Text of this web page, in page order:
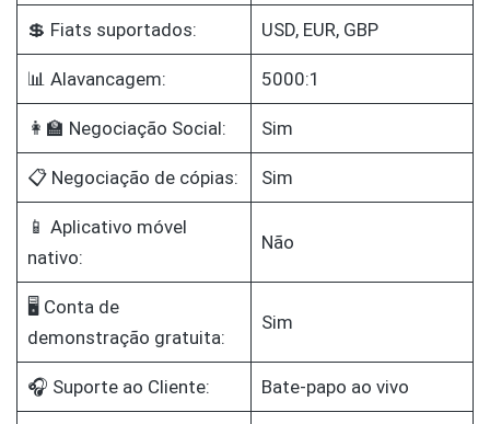
💲 Fiats suportados: USD, EUR, GBP
📊 Alavancagem: 5000:1
👩‍🏫 Negociação Social: Sim
📋 Negociação de cópias: Sim
📱 Aplicativo móvel
nativo:
Não
🖥️ Conta de
demonstração gratuita:
Sim
🎧 Suporte ao Cliente: Bate-papo ao vivo